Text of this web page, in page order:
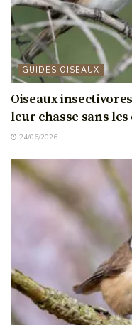
GUIDES OISEAUX
Oiseaux
leur chasse sans les
24/06/2026